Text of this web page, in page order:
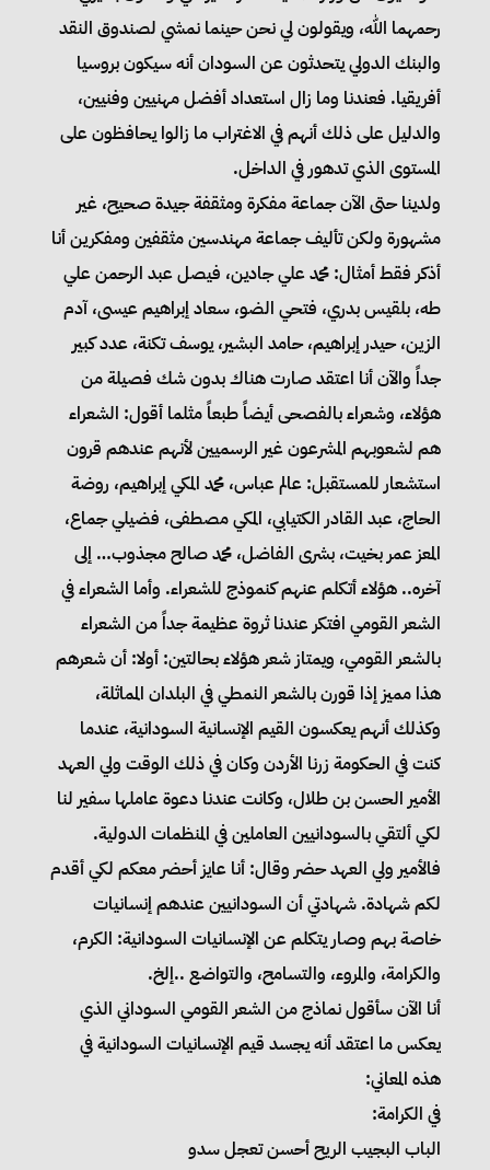
رحمهما الله، ويقولون لي نحن حينما نمشي لصندوق النقد
والبنك الدولي يتحدثون عن السودان أنه سيكون بروسيا
أفريقيا. فعندنا وما زال استعداد أفضل مهنيين وفنيين،
والدليل على ذلك أنهم في الاغتراب ما زالوا يحافظون على
المستوى الذي تدهور في الداخل.
ولدينا حتى الآن جماعة مفكرة ومثقفة جيدة صحيح، غير
مشهورة ولكن تأليف جماعة مهندسين مثقفين ومفكرين أنا
أذكر فقط أمثال: محمد علي جادين، فيصل عبد الرحمن علي
طه، بلقيس بدري، فتحي الضو، سعاد إبراهيم عيسى، آدم
الزين، حيدر إبراهيم، حامد البشير، يوسف تكنة، عدد كبير
جداً والآن أنا اعتقد صارت هناك بدون شك فصيلة من
هؤلاء، وشعراء بالفصحى أيضاً طبعاً مثلما أقول: الشعراء
هم لشعوبهم المشرعون غير الرسميين لأنهم عندهم قرون
استشعار للمستقبل: عالم عباس، محمد المكي إبراهيم، روضة
الحاج، عبد القادر الكتيابي، المكي مصطفى، فضيلي جماع،
المعز عمر بخيت، بشرى الفاضل، محمد صالح مجذوب… إلى
آخره.. هؤلاء أتكلم عنهم كنموذج للشعراء. وأما الشعراء في
الشعر القومي افتكر عندنا ثروة عظيمة جداً من الشعراء
بالشعر القومي، ويمتاز شعر هؤلاء بحالتين: أولا: أن شعرهم
هذا مميز إذا قورن بالشعر النمطي في البلدان المماثلة،
وكذلك أنهم يعكسون القيم الإنسانية السودانية، عندما
كنت في الحكومة زرنا الأردن وكان في ذلك الوقت ولي العهد
الأمير الحسن بن طلال، وكانت عندنا دعوة عاملها سفير لنا
لكي ألتقي بالسودانيين العاملين في المنظمات الدولية.
فالأمير ولي العهد حضر وقال: أنا عايز أحضر معكم لكي أقدم
لكم شهادة. شهادتي أن السودانيين عندهم إنسانيات
خاصة بهم وصار يتكلم عن الإنسانيات السودانية: الكرم،
والكرامة، والمروء، والتسامح، والتواضع ..إلخ.
أنا الآن سأقول نماذج من الشعر القومي السوداني الذي
يعكس ما اعتقد أنه يجسد قيم الإنسانيات السودانية في
هذه المعاني:
في الكرامة:
الباب البجيب الريح أحسن تعجل سدو